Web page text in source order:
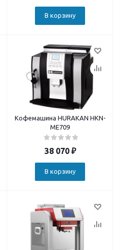
В корзину
Кофемашина HURAKAN HKN-
ME709
38 070₽
В корзину